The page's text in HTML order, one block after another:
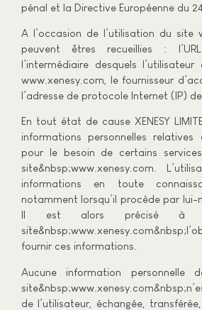
pénal et la Directive Européenne du
A l’occasion de l’utilisation du site
peuvent êtres recueillies :
l’intermédiaire desquels
www.xenesy.com, le fournisseur
l’adresse de protocole Internet (IP) de
En tout état de cause XENESY
informations personnelles relatives
pour le besoin de certains
site&nbsp;www.xenesy.com.
informations en toute
notamment lorsqu’il procède par lui-
Il est alors précisé à
fournir ces informations.
Aucune information personnelle
de l’utilisateur, échangée,